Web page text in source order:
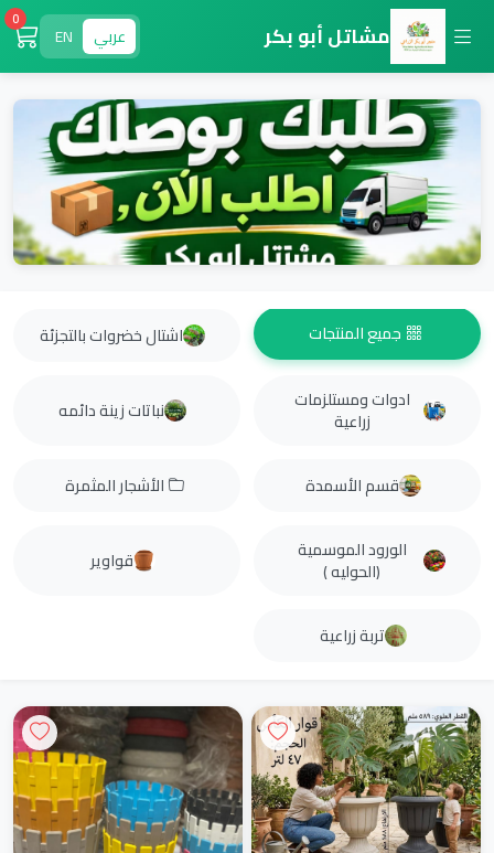
مشاتل أبو بكر عربي EN
0
جميع المنتجات اشتال خضروات بالتجزئة
ادوات ومستلزمات
زراعية نباتات زينة دائمه
قسم الأسمدة الأشجار المثمرة
الورود الموسمية
(الحوليه ) قواوير
تربة زراعية